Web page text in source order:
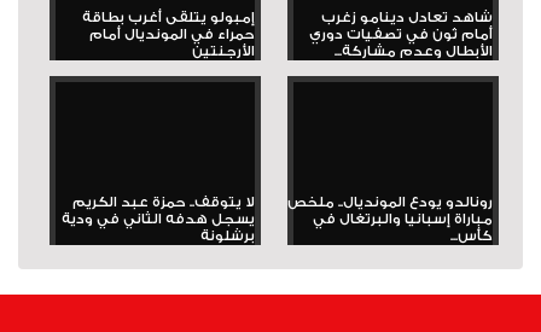
شاهد تعادل دينامو زغرب
أمام ثون في تصفيات دوري
الأبطال وعدم مشاركة...
إمبولو يتلقى أغرب بطاقة
حمراء في المونديال أمام
الأرجنتين
رونالدو يودع المونديال.. ملخص
مباراة إسبانيا والبرتغال في
كأس...
لا يتوقف.. حمزة عبد الكريم
يسجل هدفه الثاني في ودية
برشلونة